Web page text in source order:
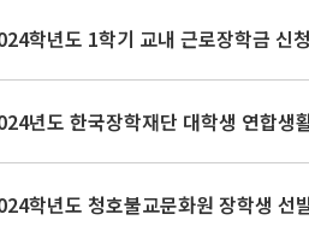
학년도 1학기 교내 근로장학금 신
년도 한국장학재단 대학생 연합생
학년도 청호불교문화원 장학생